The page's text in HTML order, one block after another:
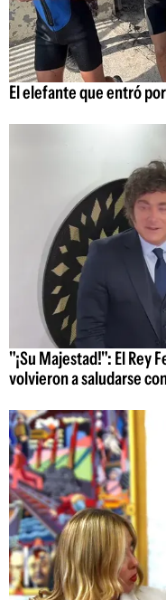
El elefante que entró
"¡Su Majestad!": El Rey
volvieron a saludarse